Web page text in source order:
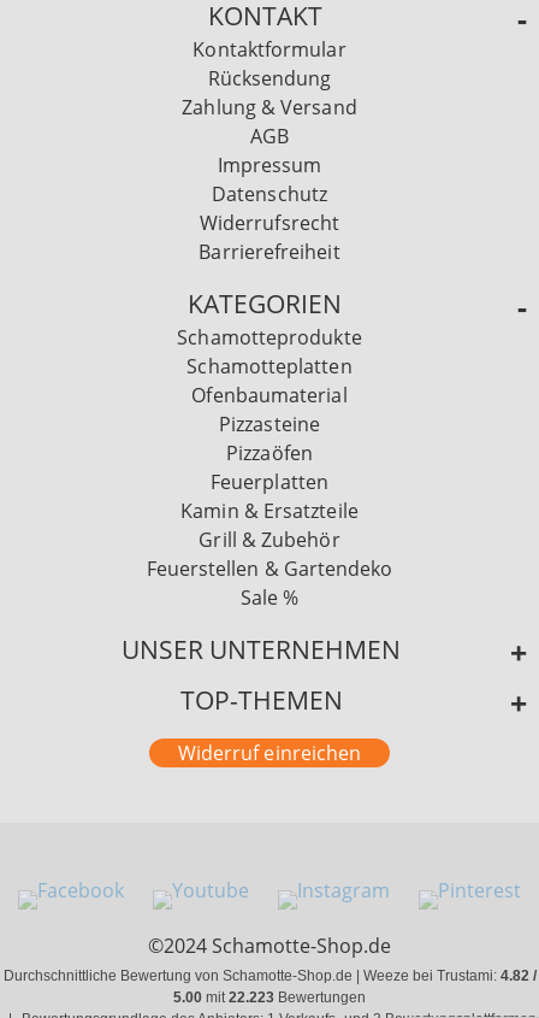
KONTAKT
Kontaktformular
Rücksendung
Zahlung & Versand
AGB
Impressum
Datenschutz
Widerrufsrecht
Barrierefreiheit
KATEGORIEN
Schamotteprodukte
Schamotteplatten
Ofenbaumaterial
Pizzasteine
Pizzaöfen
Feuerplatten
Kamin & Ersatzteile
Grill & Zubehör
Feuerstellen & Gartendeko
Sale %
UNSER UNTERNEHMEN
TOP-THEMEN
Widerruf einreichen
©2024 Schamotte-Shop.de
Durchschnittliche Bewertung von Schamotte-Shop.de | Weeze bei Trustami: 4.82 /
5.00 mit22.223 Bewertungen